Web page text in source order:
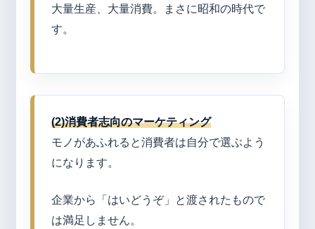
大量生産、大量消費。まさに昭和の時代で
す。
(2)消費者志向のマーケティング
モノがあふれると消費者は自分で選ぶよう
になります。
企業から「はいどうぞ」と渡されたもので
は満足しません。